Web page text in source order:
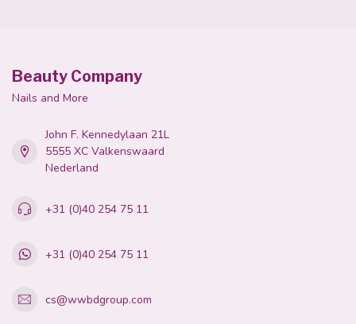
Beauty Company
Nails and More
John F. Kennedylaan 21L
5555 XC Valkenswaard
Nederland
+31 (0)40 254 75 11
+31 (0)40 254 75 11
cs@wwbdgroup.com